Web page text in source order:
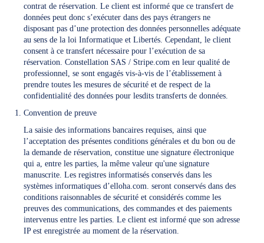
contrat de réservation. Le client est informé que ce transfert de
données peut donc s’exécuter dans des pays étrangers ne
disposant pas d’une protection des données personnelles adéquate
au sens de la loi Informatique et Libertés. Cependant, le client
consent à ce transfert nécessaire pour l’exécution de sa
réservation. Constellation SAS / Stripe.com en leur qualité de
professionnel, se sont engagés vis-à-vis de l’établissement à
prendre toutes les mesures de sécurité et de respect de la
confidentialité des données pour lesdits transferts de données.
Convention de preuve
La saisie des informations bancaires requises, ainsi que
l’acceptation des présentes conditions générales et du bon ou de
la demande de réservation, constitue une signature électronique
qui a, entre les parties, la même valeur qu'une signature
manuscrite. Les registres informatisés conservés dans les
systèmes informatiques d’elloha.com. seront conservés dans des
conditions raisonnables de sécurité et considérés comme les
preuves des communications, des commandes et des paiements
intervenus entre les parties. Le client est informé que son adresse
IP est enregistrée au moment de la réservation.